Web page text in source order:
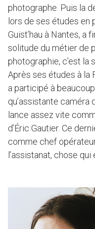
photographe. Puis la
lors de ses études en
Guist’hau à Nantes, a
solitude du métier de
photographie, c’est la
Après ses études à la
a participé à
qu’assistante caméra
lance assez vite
d’Éric Gautier. Ce
comme chef
l’assistanat, chose